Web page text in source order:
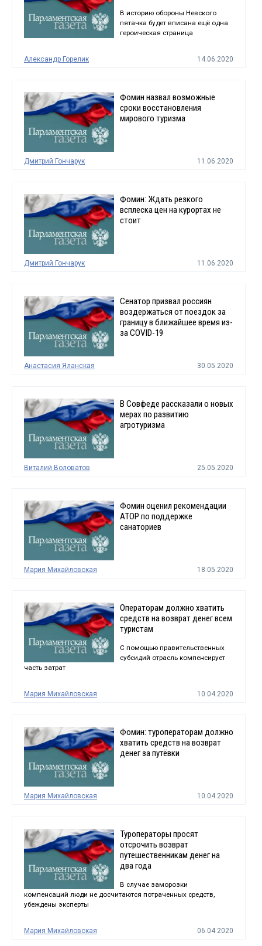
В историю обороны Невского
пятачка будет вписана ещё одна
героическая страница
Александр Горелик 14.06.2020
Фомин назвал возможные
сроки восстановления
мирового туризма
Дмитрий Гончарук 11.06.2020
Фомин: Ждать резкого
всплеска цен на курортах не
стоит
Дмитрий Гончарук 11.06.2020
Сенатор призвал россиян
воздержаться от поездок за
границу в ближайшее время из-
за COVID-19
Анастасия Яланская 30.05.2020
В Совфеде рассказали о новых
мерах по развитию
агротуризма
Виталий Воловатов 25.05.2020
Фомин оценил рекомендации
АТОР по поддержке
санаториев
Мария Михайловская 18.05.2020
Операторам должно хватить
средств на возврат денег всем
туристам
С помощью правительственных
субсидий отрасль компенсирует
часть затрат
Мария Михайловская 10.04.2020
Фомин: туроператорам должно
хватить средств на возврат
денег за путёвки
Мария Михайловская 10.04.2020
Туроператоры просят
отсрочить возврат
путешественникам денег на
два года
В случае заморозки
компенсаций люди не досчитаются потраченных средств,
убеждены эксперты
Мария Михайловская 06.04.2020